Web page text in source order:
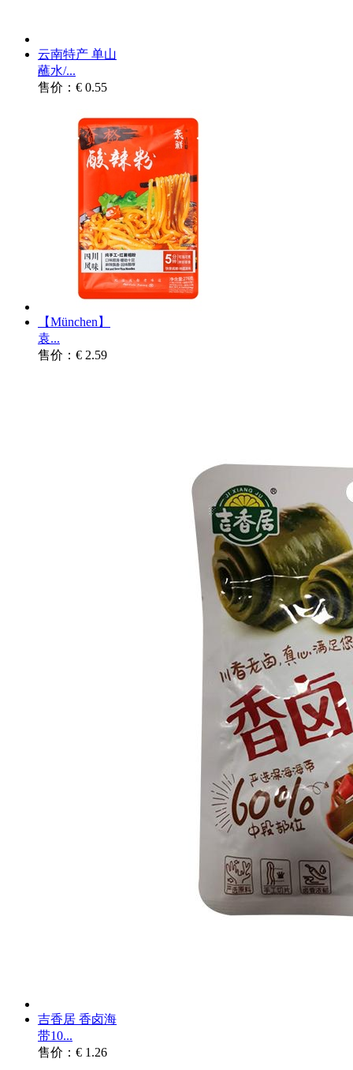
云南特产 单山
蘸水/...
售价：€ 0.55
【München】
袁...
售价：€ 2.59
吉香居 香卤海
带10...
售价：€ 1.26